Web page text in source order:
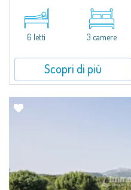
A pochi passi dalla Baia del Piccolo
all'interno di un tranquillo
Costa Smeralda, in posizione
6 letti 3 camere
Scopri di più